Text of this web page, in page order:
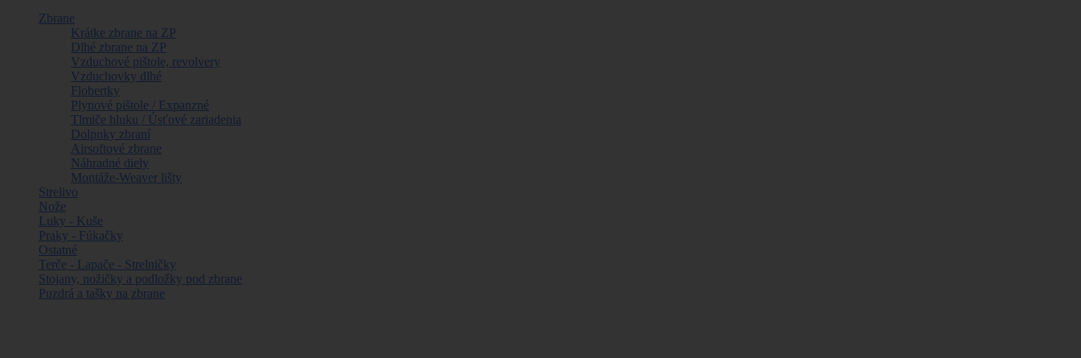
Zbrane
Krátke zbrane na ZP
Dlhé zbrane na ZP
Vzduchové pištole, revolvery
Vzduchovky dlhé
Flobertky
Plynové pištole / Expanzné
Tlmiče hluku / Úsťové zariadenia
Dolpnky zbraní
Airsoftové zbrane
Náhradné diely
Montáže-Weaver lišty
Strelivo
Nože
Luky - Kuše
Praky - Fúkačky
Ostatné
Terče - Lapače - Strelničky
Stojany, nožičky a podložky pod zbrane
Puzdrá a tašky na zbrane